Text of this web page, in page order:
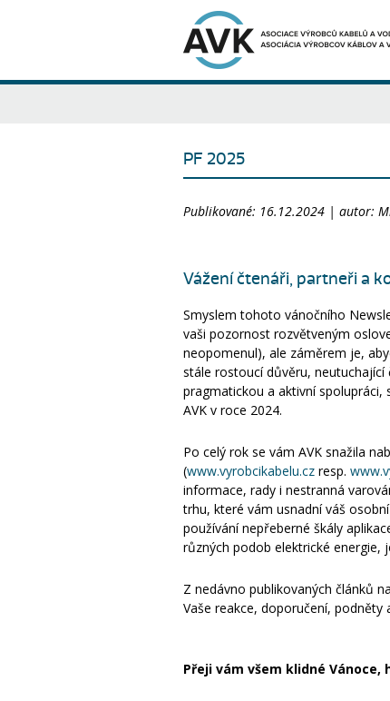
PF 2025
Publikované: 16.12.2024 | autor:
Vážení čtenáři, partneři a
Smyslem tohoto vánočního
vaši pozornost rozvětveným
neopomenul), ale záměrem je,
stále rostoucí důvěru,
pragmatickou a aktivní
AVK v roce 2024.
Po celý rok se vám AVK snažila
(www.vyrobcikabelu.cz resp.
informace, rady i nestranná
trhu, které vám usnadní váš
používání nepřeberné škály
různých podob elektrické energie,
Z nedávno publikovaných článků
Vaše reakce, doporučení,
Přeji vám všem klidné Vánoce,